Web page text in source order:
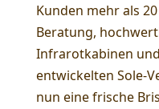
Kunden mehr als
Beratung,
Infrarotkabinen
entwickelten Sole-
nun eine frische